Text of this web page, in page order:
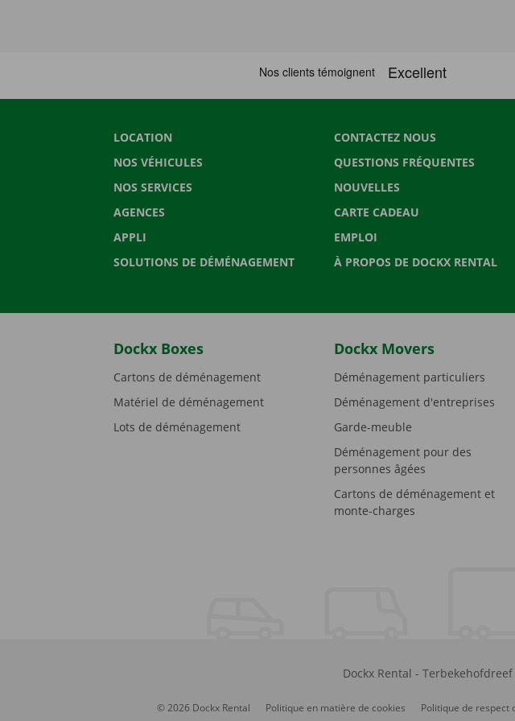
LOCATION
NOS VÉHICULES
NOS SERVICES
AGENCES
APPLI
SOLUTIONS DE DÉMÉNAGEMENT
CONTACTEZ NOUS
QUESTIONS FRÉQUENTES
NOUVELLES
CARTE CADEAU
EMPLOI
À PROPOS DE DOCKX RENTAL
Dockx Boxes
Cartons de déménagement
Matériel de déménagement
Lots de déménagement
Dockx Movers
Déménagement particuliers
Déménagement d'entreprises
Garde-meuble
Déménagement pour des
personnes âgées
Cartons de déménagement et
monte-charges
Dockx Rental - Terbekehofdreef
© 2026 Dockx Rental Politique en matière de cookies Politique de respect